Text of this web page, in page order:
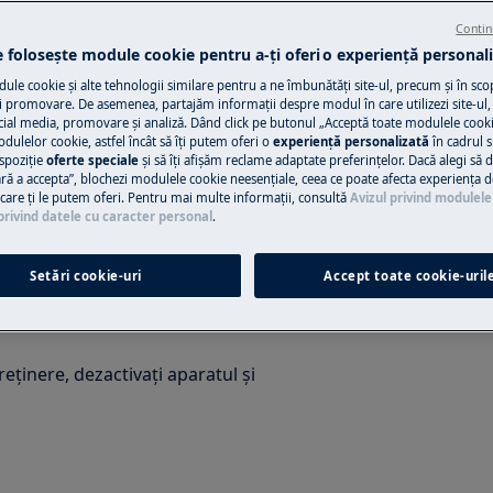
manualul de utilizare al
sau întreținere.
dezactivați aparatul și
Solicită
Ai o problemă cu
nu o poţi rezolva
ul Electrolux și
folosește module cookie pentru a-ţi oferi o experienţă
cookie și alte tehnologii similare pentru a ne îmbunătăţi site-ul, precum și în
promovare. De asemenea, partajăm informaţii despre modul în care utilizezi site-
media, promovare și analiză. Dând click pe butonul „Acceptă toate modulele
cookie, astfel încât să îţi putem oferi o experienţă personalizată în cadrul
oferte speciale și să îţi afișăm reclame adaptate preferinţelor. Dacă alegi să
a accepta”, blochezi modulele cookie neesenţiale, ceea ce poate afecta experienţa
ţi le putem oferi. Pentru mai multe informaţii, consultă Avizul privind
datele cu caracter personal .
Setări cookie-uri Accept toate cookie-